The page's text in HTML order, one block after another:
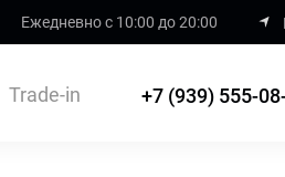
Ежедневно с 10:00 до 20:00
Trade-in +7 (939) 555-